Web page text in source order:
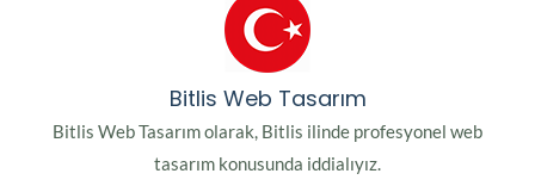
Bitlis Web Tasarım
Bitlis Web Tasarım olarak, Bitlis ilinde profesyonel web
tasarım konusunda iddialıyız.